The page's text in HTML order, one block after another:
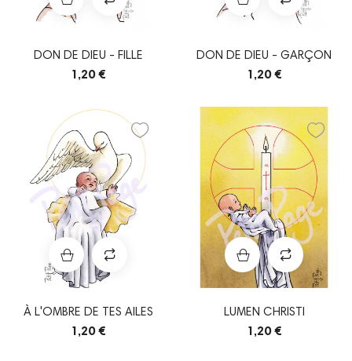
DON DE DIEU - FILLE
1,20 €
DON DE DIEU - GARÇON
1,20 €
À L'OMBRE DE TES AILES
1,20 €
LUMEN CHRISTI
1,20 €